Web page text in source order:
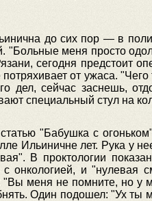
до сих пор — в
"Больные меня просто
сегодня предстоит
потряхивает от ужаса.
дел, сейчас заснешь,
специальный стул на
"Бабушка с
Ильиничне лет. Рука у
В проктологии
с онкологией, и "нулевая
"Вы меня не помните, но у
Один подошел: "Ух ты